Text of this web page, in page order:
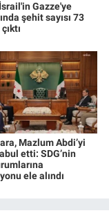
Gazze'ye
şehit sayısı 73
Mazlum Abdi’yi
etti: SDG’nin
ele alındı